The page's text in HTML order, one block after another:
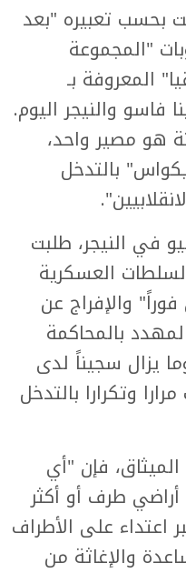
بحسب تعبيره "بعد
"المجموعة
المعروفة بـ
فاسو والنيجر اليوم.
هو مصير واحد،
بالتدخل
انقلاب 26 يوليو في النيجر، طلبت
العسكرية
والإفراج عن
بالمحاكمة
يزال سجيناً لدى
وتكرارا بالتدخل
فإن "أي
طرف أو أكثر
اعتداء على الأطراف
والإغاثة من